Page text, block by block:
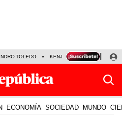
TOLEDO KENJI FUJIMORI
ECONOMÍA SOCIEDAD MUNDO